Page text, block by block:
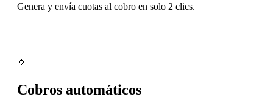
Genera y envía cuotas al cobro en solo 2 clics.
🔹
Cobros automáticos